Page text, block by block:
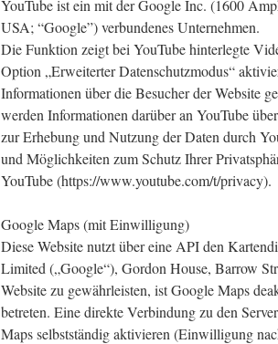
YouTube ist ein mit der Google Inc. (1600
USA; “Google”) verbundenes Unternehmen.
Die Funktion zeigt bei YouTube hinterlegte
Option „Erweiterter Datenschutzmodus“
Informationen über die Besucher der Website
werden Informationen darüber an YouTube
zur Erhebung und Nutzung der Daten durch
und Möglichkeiten zum Schutz Ihrer
YouTube (https://www.youtube.com/t/privacy).
Google Maps (mit Einwilligung)
Diese Website nutzt über eine API den
Limited („Google“), Gordon House, Barrow
Website zu gewährleisten, ist Google Maps
betreten. Eine direkte Verbindung zu den
Maps selbstständig aktivieren (Einwilligung